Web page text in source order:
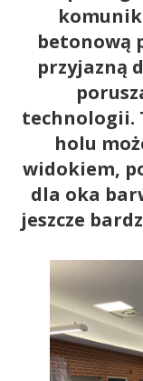
betonową
przyjazną
technologii.
holu
widokiem,
dla oka
jeszcze